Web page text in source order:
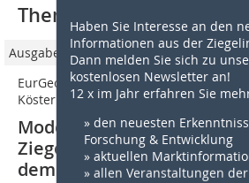
Haben Sie Interesse an den
Informationen aus der
Dann melden Sie sich zu
kostenlosen Newsletter an!
12 x im Jahr erfahren Sie
» den neuesten
Forschung & Entwicklung
» aktuellen
» allen Veranstaltungen
Thematisch passende
Ausgabe 02/2021
EurGeol Dr. rer. nat. Lutz Krakow, Dr.
Köster
Moderne Rohstoffe für die
Ziegelindustrie Teil 1:
dem Rhyolith-Steinbruch